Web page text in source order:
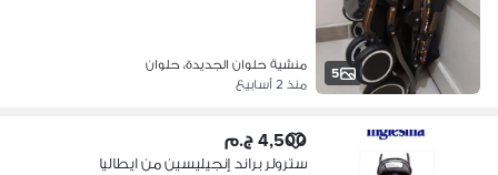
5
منشية حلوان الجديدة، حلوان
منذ 2 أسابيع
4,500 ج.م
سترولر براند إنجيليسين من ايطاليا